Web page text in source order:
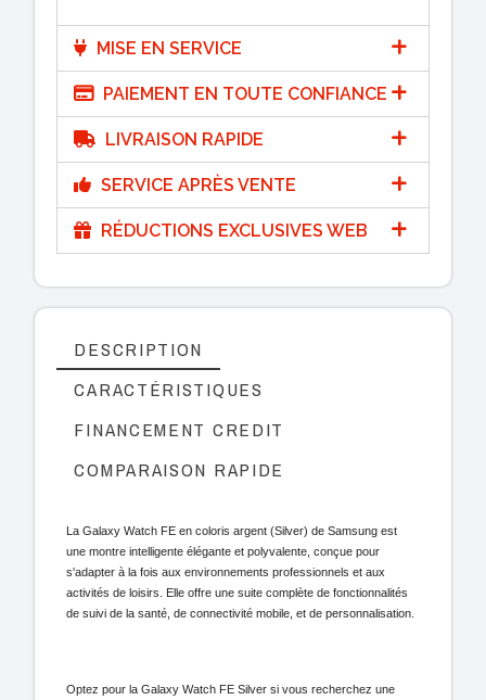
MISE EN SERVICE
PAIEMENT EN TOUTE CONFIANCE
LIVRAISON RAPIDE
SERVICE APRÈS VENTE
RÉDUCTIONS EXCLUSIVES WEB
DESCRIPTION
CARACTÉRISTIQUES
FINANCEMENT CREDIT
COMPARAISON RAPIDE
La Galaxy Watch FE en coloris argent (Silver) de Samsung est
une montre intelligente élégante et polyvalente, conçue pour
s'adapter à la fois aux environnements professionnels et aux
activités de loisirs. Elle offre une suite complète de fonctionnalités
de suivi de la santé, de connectivité mobile, et de personnalisation.
Optez pour la Galaxy Watch FE Silver si vous recherchez une